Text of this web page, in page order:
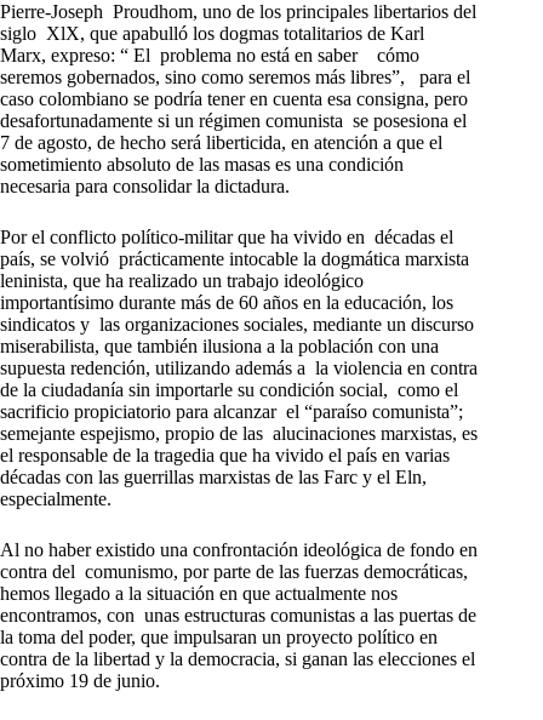
Pierre-Joseph Proudhom, uno de los principales libertarios del
siglo XlX, que apabulló los dogmas totalitarios de Karl
Marx, expreso: “ El problema no está en saber cómo
seremos gobernados, sino como seremos más libres”, para el
caso colombiano se podría tener en cuenta esa consigna, pero
desafortunadamente si un régimen comunista se posesiona el
7 de agosto, de hecho será liberticida, en atención a que el
sometimiento absoluto de las masas es una condición
necesaria para consolidar la dictadura.
Por el conflicto político-militar que ha vivido en décadas el
país, se volvió prácticamente intocable la dogmática marxista
leninista, que ha realizado un trabajo ideológico
importantísimo durante más de 60 años en la educación, los
sindicatos y las organizaciones sociales, mediante un discurso
miserabilista, que también ilusiona a la población con una
supuesta redención, utilizando además a la violencia en contra
de la ciudadanía sin importarle su condición social, como el
sacrificio propiciatorio para alcanzar el “paraíso comunista”;
semejante espejismo, propio de las alucinaciones marxistas, es
el responsable de la tragedia que ha vivido el país en varias
décadas con las guerrillas marxistas de las Farc y el Eln,
especialmente.
Al no haber existido una confrontación ideológica de fondo en
contra del comunismo, por parte de las fuerzas democráticas,
hemos llegado a la situación en que actualmente nos
encontramos, con unas estructuras comunistas a las puertas de
la toma del poder, que impulsaran un proyecto político en
contra de la libertad y la democracia, si ganan las elecciones el
próximo 19 de junio.